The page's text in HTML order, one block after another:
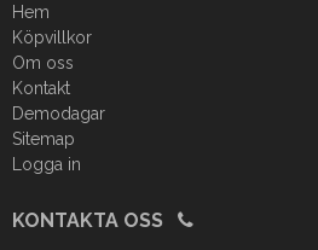
Hem
Köpvillkor
Om oss
Kontakt
Demodagar
Sitemap
Logga in
KONTAKTA OSS